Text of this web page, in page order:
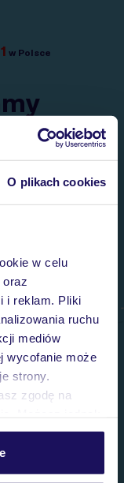
O plikach cookies
w celu
oraz
i reklam. Pliki
ruchu
mediów
wycofanie może
strony.
zgodę na
zakładkę
znajdziesz
1 w Polsce
wakacje.